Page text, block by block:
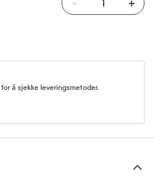
- +
å sjekke leveringsmetoder.